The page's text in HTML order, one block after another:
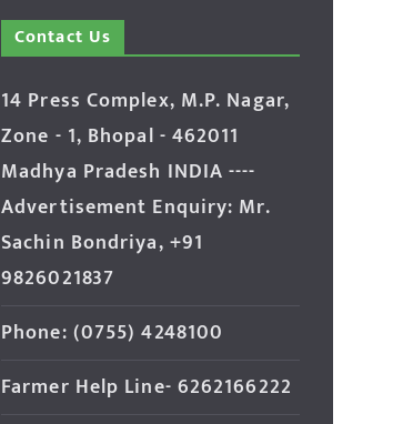
Contact Us
14 Press Complex, M.P. Nagar,
Zone - 1, Bhopal - 462011
Madhya Pradesh INDIA ----
Advertisement Enquiry: Mr.
Sachin Bondriya, +91
9826021837
Phone: (0755) 4248100
Farmer Help Line- 6262166222